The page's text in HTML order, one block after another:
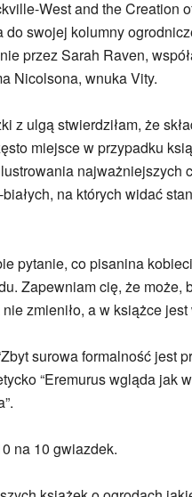
West and the Creation
do swojej kolumny
przez Sarah Raven,
Nicolsona, wnuka Vity.
z ulgą stwierdziłam, że
miejsce w przypadku
najważniejszych
na których widać
pytanie, co pisanina
Zapewniam cię, że
zmieniło, a w książce
surowa formalność jest
“Eremurus wgląda jak
na 10 gwiazdek.